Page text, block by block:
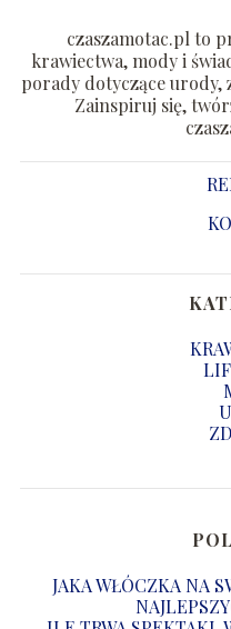
czaszamotac.pl to
krawiectwa, mody i
porady dotyczące
Zainspiruj się,
JAKA WŁÓCZKA NA